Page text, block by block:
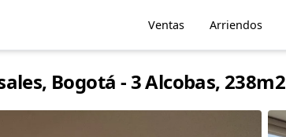
Ventas Arriendos
Bogotá - 3 Alcobas, 238m2